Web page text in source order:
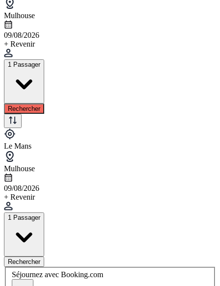
Mulhouse
09/08/2026
+ Revenir
1 Passager
Rechercher
Le Mans
Mulhouse
09/08/2026
+ Revenir
1 Passager
Rechercher
Séjournez avec Booking.com